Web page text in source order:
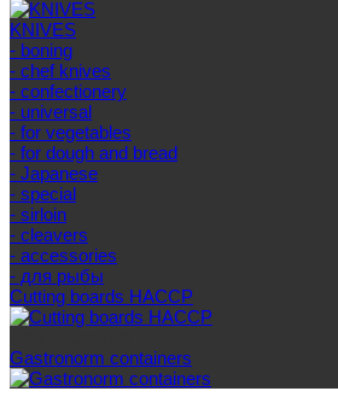
KNIVES
- boning
- chef knives
- confectionery
- universal
- for vegetables
- for dough and bread
- Japanese
- special
- sirloin
- cleavers
- accessories
- для рыбы
Cutting boards HACCP
Gastronorm containers